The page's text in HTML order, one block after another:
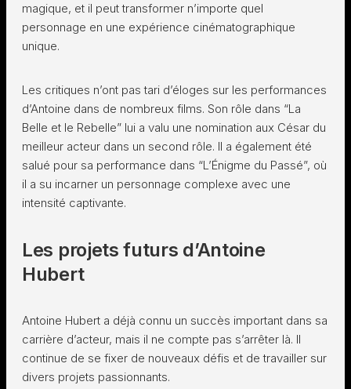
magique, et il peut transformer n’importe quel
personnage en une expérience cinématographique
unique.
Les critiques n’ont pas tari d’éloges sur les performances
d’Antoine dans de nombreux films. Son rôle dans “La
Belle et le Rebelle” lui a valu une nomination aux César du
meilleur acteur dans un second rôle. Il a également été
salué pour sa performance dans “L’Énigme du Passé”, où
il a su incarner un personnage complexe avec une
intensité captivante.
Les projets futurs d’Antoine
Hubert
Antoine Hubert a déjà connu un succès important dans sa
carrière d’acteur, mais il ne compte pas s’arrêter là. Il
continue de se fixer de nouveaux défis et de travailler sur
divers projets passionnants.